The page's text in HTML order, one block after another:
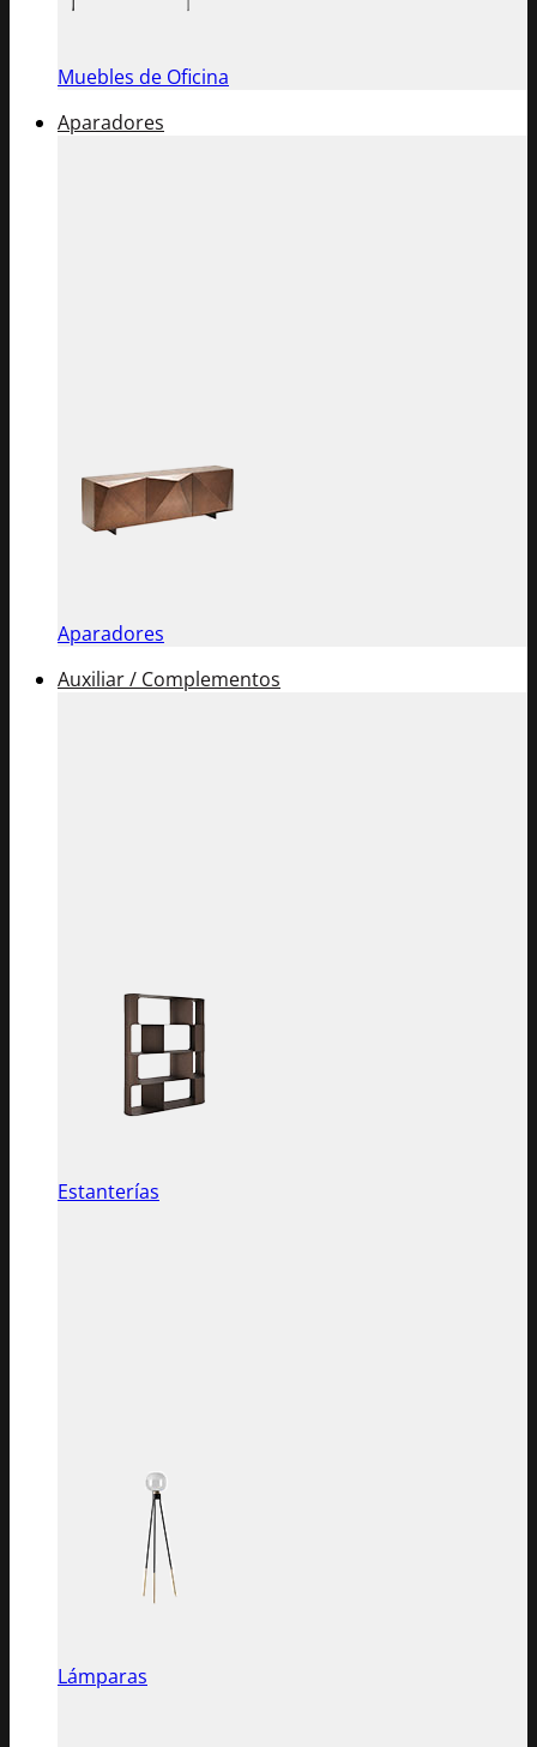
Muebles de Oficina
Aparadores
Aparadores
Auxiliar / Complementos
Estanterías
Lámparas